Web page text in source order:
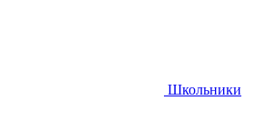
Школьники